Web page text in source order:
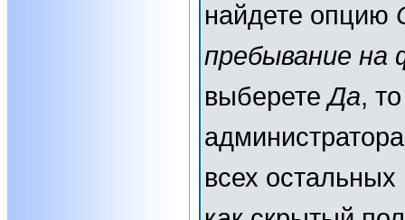
найдете опцию
пребывание на
выберетеДа,
всех